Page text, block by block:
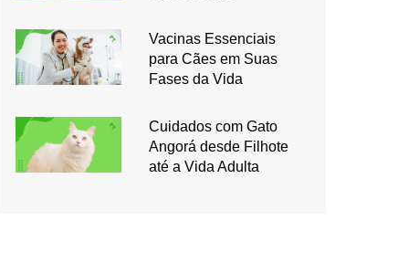
Vacinas Essenciais
para Cães em Suas
Fases da Vida
Cuidados com Gato
Angorá desde Filhote
até a Vida Adulta